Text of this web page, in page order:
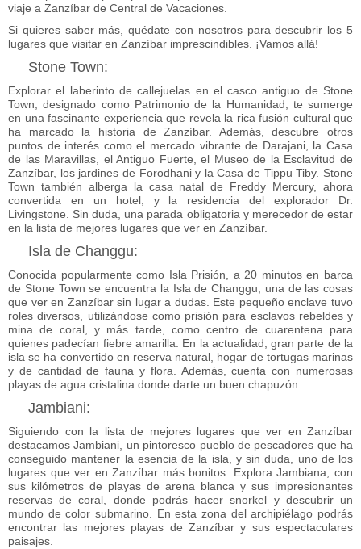
viaje a Zanzíbar de Central de Vacaciones.
Si quieres saber más, quédate con nosotros para descubrir los 5
lugares que visitar en Zanzíbar imprescindibles. ¡Vamos allá!
Stone Town:
Explorar el laberinto de callejuelas en elcasco antiguo de Stone
Town , designado como Patrimonio de la Humanidad, te sumerge
en una fascinante experiencia que revela la rica fusión cultural que
ha marcado la historia de Zanzíbar. Además, descubre otros
puntos de interés como el mercado vibrante de Darajani, la Casa
de las Maravillas, el Antiguo Fuerte, el Museo de la Esclavitud de
Zanzíbar, los jardines de Forodhani y la Casa de Tippu Tiby. Stone
Town también alberga la casa natal de Freddy Mercury, ahora
convertida en un hotel, y la residencia del explorador Dr.
Livingstone. Sin duda, una parada obligatoria y merecedor de estar
en la lista de mejores lugares que ver en Zanzíbar.
Isla de Changgu:
Conocida popularmente como Isla Prisión, a 20 minutos en barca
de Stone Town se encuentra la Isla de Changgu, una de las cosas
que ver en Zanzíbarsin lugar a dudas. Este pequeño enclave tuvo
roles diversos, utilizándose como prisión para esclavos rebeldes y
mina de coral, y más tarde, como centro de cuarentena para
quienes padecían fiebre amarilla. En la actualidad, gran parte de la
isla se ha convertido en reserva natural, hogar de tortugas marinas
y de cantidad de fauna y flora. Además, cuenta con numerosas
playas de agua cristalina donde darte un buen chapuzón.
Jambiani:
Siguiendo con la lista de mejores lugares que ver en Zanzíbar
destacamos Jambiani, un pintoresco pueblo de pescadores que ha
conseguido mantener la esencia de la isla, y sin duda, uno de los
lugares que ver en Zanzíbar más bonitos . Explora Jambiana, con
sus kilómetros de playas de arena blanca y sus impresionantes
reservas de coral, donde podrás hacer snorkel y descubrir un
mundo de color submarino. En esta zona del archipiélago podrás
encontrar las mejores playas de Zanzíbary sus espectaculares
paisajes.